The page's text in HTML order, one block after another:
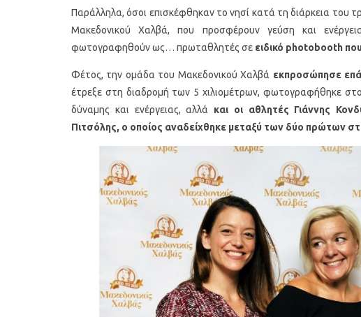
Παράλληλα, όσοι επισκέφθηκαν το νησί κατά τη διάρκεια του
Μακεδονικού Χαλβά, που προσφέρουν γεύση και
φωτογραφηθούν ως… πρωταθλητές σε ειδικό photobooth
Φέτος, την ομάδα του Μακεδονικού Χαλβά εκπροσώπησε
έτρεξε στη διαδρομή των 5 χιλιομέτρων, φωτογραφήθηκε
δύναμης και ενέργειας, αλλά και οι αθλητές Γιάννης
Πιτσόλης, ο οποίος αναδείχθηκε μεταξύ των δύο πρώτων
Υγιεινό κέικ λεμονιού με
παπαρουνόσπορο και μύρτιλα
Οι 4 πιο
σούπες για τον